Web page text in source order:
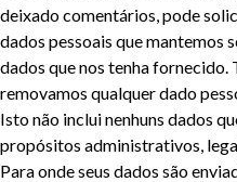
deixado comentários, pode
dados pessoais que mantemos
dados que nos tenha
removamos qualquer dado
Isto não inclui nenhuns dados
propósitos administrativos,
Para onde seus dados são